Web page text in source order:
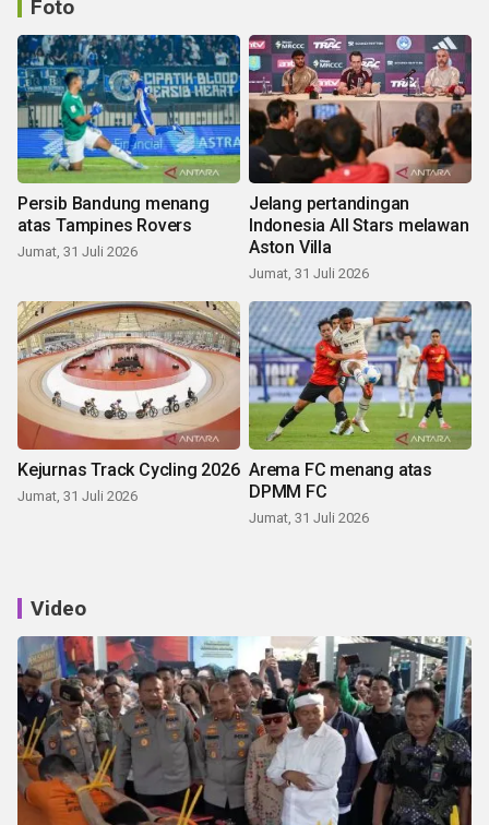
Foto
Persib Bandung menang
atas Tampines Rovers
Jumat, 31 Juli 2026
Jelang pertandingan
Indonesia All Stars melawan
Aston Villa
Jumat, 31 Juli 2026
Kejurnas Track Cycling 2026
Jumat, 31 Juli 2026
Arema FC menang atas
DPMM FC
Jumat, 31 Juli 2026
Video